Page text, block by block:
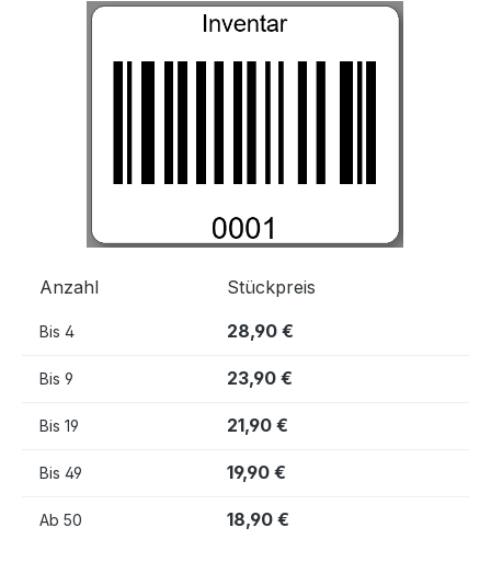
Bildergalerie überspringen
Anzahl Stückpreis
Bis 4 28,90 €
Bis 9 23,90 €
Bis 19 21,90 €
Bis 49 19,90 €
Ab 50 18,90 €